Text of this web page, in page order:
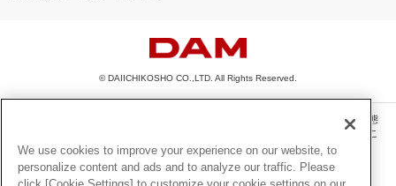
© DAIICHIKOSHO CO.,LTD. All Rights Reserved.
このサイトに掲載されている一切の文章・画像・写真・動画・音声等を、手段や形態
を問わず、著作権法の定める範囲を超えて無断で複製、転載、ファイル化などするこ
とを禁じます。
楽曲及びコンテンツは、機種によりご利用いただけない場合があります。
We use cookies to improve your experience on our website, to
personalize content and ads and to analyze our traffic. Please